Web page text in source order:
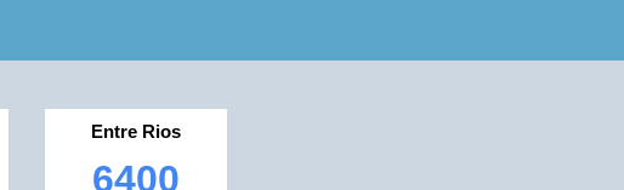
Entre Rios
6400